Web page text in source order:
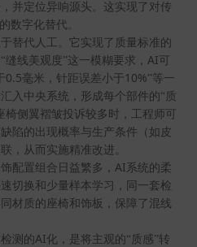
并定位异响源头。这实现了对传
数字化替代。
替代人工。它实现了质量标准的
线美观度”这一模糊要求， AI 可
0.5毫米，针距误差小于 10%”等一
入中央系统，形成每个部件的“质
侧翼褶皱投诉较多时，工程师可
陷的出现概率与生产条件（如皮
，从而实施精准改进。
配置组合日益繁多， AI 系统的柔
切换和少量样本学习，同一套检
材质的座椅和饰板，保障了混线
测的AI化，是将主观的“质感”转